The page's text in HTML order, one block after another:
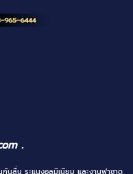
.
กันลื่น ระแนงอลูมิเนียม และงานฟาซาด